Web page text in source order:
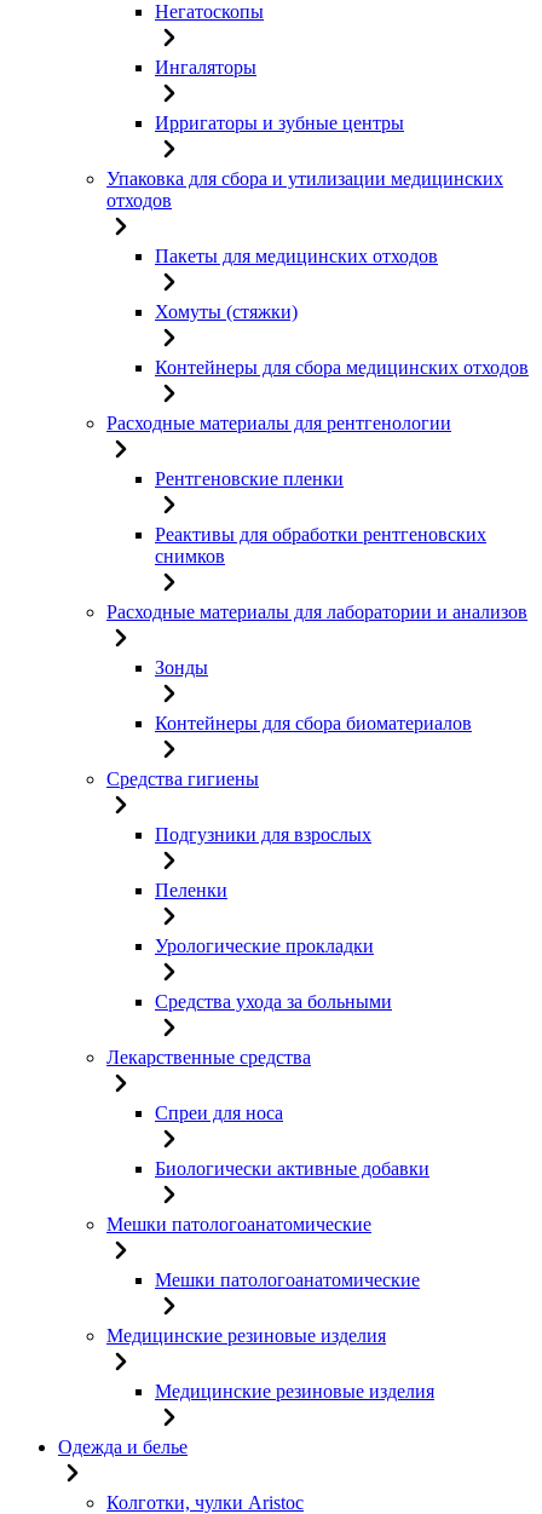
Негатоскопы
Ингаляторы
Ирригаторы и зубные центры
Упаковка для сбора и утилизации медицинских
отходов
Пакеты для медицинских отходов
Хомуты (стяжки)
Контейнеры для сбора медицинских отходов
Расходные материалы для рентгенологии
Рентгеновские пленки
Реактивы для обработки рентгеновских
снимков
Расходные материалы для лаборатории и анализов
Зонды
Контейнеры для сбора биоматериалов
Средства гигиены
Подгузники для взрослых
Пеленки
Урологические прокладки
Средства ухода за больными
Лекарственные средства
Спреи для носа
Биологически активные добавки
Мешки патологоанатомические
Мешки патологоанатомические
Медицинские резиновые изделия
Медицинские резиновые изделия
Одежда и белье
Колготки, чулки Aristoc